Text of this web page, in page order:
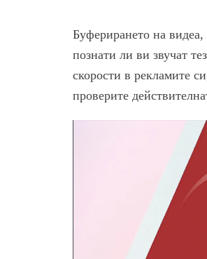
Буферирането на
познати ли ви звучат
скорости в рекламите
проверите